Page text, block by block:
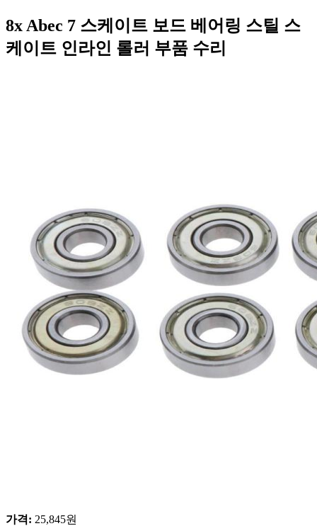
8x Abec 7 스케이트 보드 베어링 스틸 스
케이트 인라인 롤러 부품 수리
가격: 25,845원